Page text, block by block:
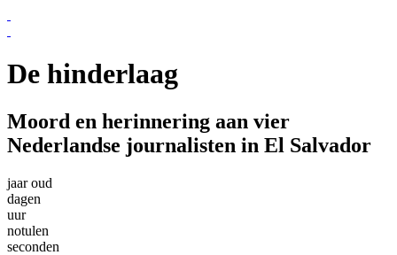
De hinderlaag
Moord en herinnering aan vier
Nederlandse journalisten in El Salvador
jaar oud
dagen
uur
notulen
seconden